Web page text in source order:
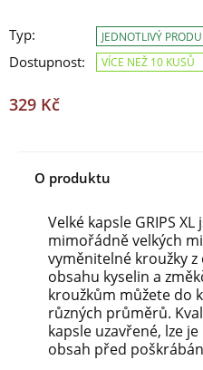
Typ:
Dostupnost:
JEDNOTLIVÝ
VÍCE NEŽ 10 KUSŮ
329 Kč
O produktu
Velké kapsle GRIPS
mimořádně velkých
vyměnitelné kroužky z
obsahu kyselin a
kroužkům můžete do
různých průměrů.
kapsle uzavřené, lze
obsah před